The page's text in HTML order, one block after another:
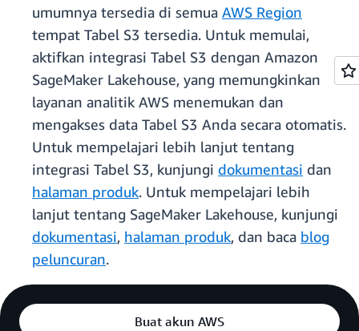
umumnya tersedia di semua AWS Region
tempat Tabel S3 tersedia. Untuk memulai,
aktifkan integrasi Tabel S3 dengan Amazon
SageMaker Lakehouse, yang memungkinkan
layanan analitik AWS menemukan dan
mengakses data Tabel S3 Anda secara otomatis.
Untuk mempelajari lebih lanjut tentang
integrasi Tabel S3, kunjungi dokumentasi dan
halaman produk. Untuk mempelajari lebih
lanjut tentang SageMaker Lakehouse, kunjungi
dokumentasi, halaman produk, dan baca blog
peluncuran.
Buat akun AWS